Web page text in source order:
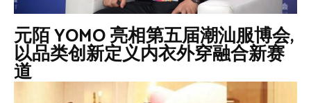
元陌 YOMO 亮相第五届潮汕服博会,
以品类创新定义内衣外穿融合新赛
道